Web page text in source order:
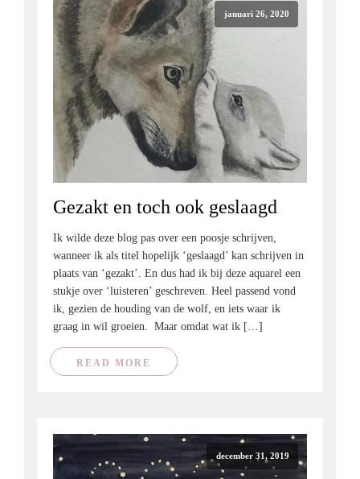
januari 26, 2020
Gezakt en toch ook geslaagd
Ik wilde deze blog pas over een poosje schrijven,
wanneer ik als titel hopelijk ‘geslaagd’ kan schrijven in
plaats van ‘gezakt’. En dus had ik bij deze aquarel een
stukje over ‘luisteren’ geschreven. Heel passend vond
ik, gezien de houding van de wolf, en iets waar ik
graag in wil groeien. Maar omdat wat ik […]
READ MORE
december 31, 2019